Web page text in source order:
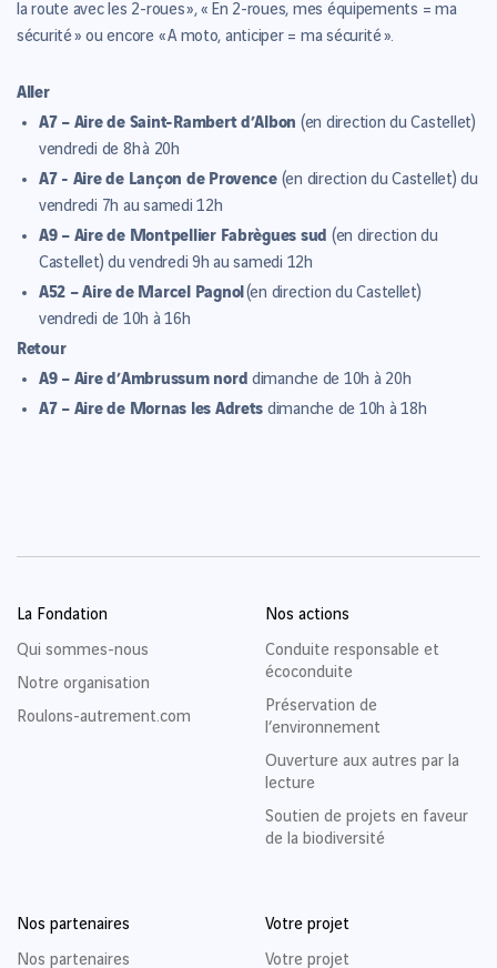
la route avec les 2-roues », « En 2-roues, mes équipements = ma
sécurité » ou encore « A moto, anticiper = ma sécurité ».
Aller
A7 – Aire de Saint-Rambert d’Albon (en direction du Castellet)
vendredi de 8h à 20h
A7 - Aire de Lançon de Provence(en direction du Castellet) du
vendredi 7h au samedi 12h
A9 – Aire de Montpellier Fabrègues sud (en direction du
Castellet) du vendredi 9h au samedi 12h
A52 – Aire de Marcel Pagnol(en direction du Castellet)
vendredi de 10h à 16h
Retour
A9 – Aire d’Ambrussum nord dimanche de 10h à 20h
A7 – Aire de Mornas les Adrets dimanche de 10h à 18h
La Fondation
Qui sommes-nous
Notre organisation
Roulons-autrement.com
Nos actions
Conduite responsable et
écoconduite
Préservation de
l’environnement
Ouverture aux autres par la
lecture
Soutien de projets en faveur
de la biodiversité
Nos partenaires
Nos partenaires
Votre projet
Votre projet